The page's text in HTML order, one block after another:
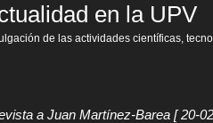
en la UPV
de las actividades científicas,
a Juan Martínez-Barea [ 20-